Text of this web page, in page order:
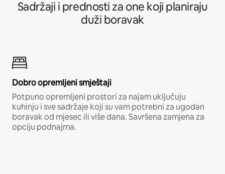
Sadržaji i prednosti za one koji planiraju
duži boravak
Dobro opremljeni smještaji
Potpuno opremljeni prostori za najam uključuju
kuhinju i sve sadržaje koji su vam potrebni za ugodan
boravak od mjesec ili više dana. Savršena zamjena za
opciju podnajma.